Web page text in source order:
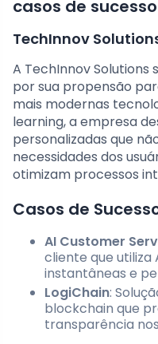
casos de sucesso
TechInnov
A TechInnov
por sua propensão
mais modernas
learning, a empresa
personalizadas que
necessidades dos
otimizam processos
Casos de
AI Customer
cliente que
instantâneas e
LogiChain:
blockchain que
transparência